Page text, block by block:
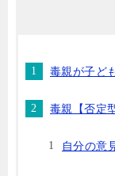
毒親が子ど
毒親【否定
自分の意